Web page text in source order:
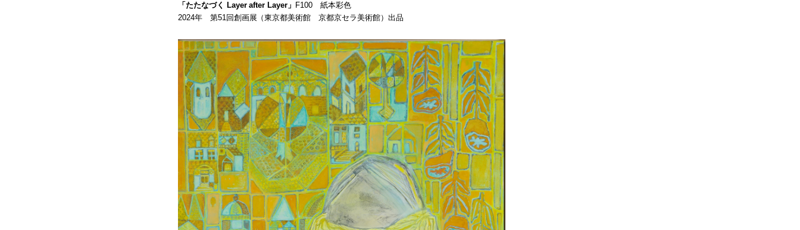
「たたなづく Layer after Layer」 F100 紙本彩色
2024年 第51回創画展（東京都美術館 京都京セラ美術館）出品